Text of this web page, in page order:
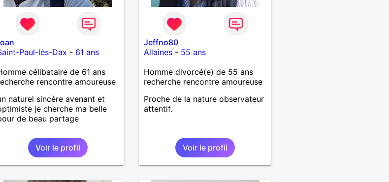
Paul-lès-Dax - 61 ans
célibataire de 61 ans
rencontre amoureuse
naturel sincère avenant et
je cherche ma belle
de beau partage
Voir le profil
Jeffno80
Allaines - 55 ans
Homme divorcé(e) de 55 ans
recherche rencontre amoureuse
Proche de la nature observateur
attentif.
Voir le profil